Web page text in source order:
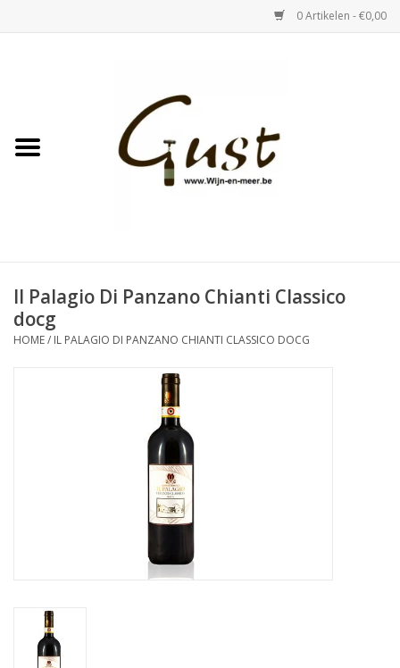
0 Artikelen - €0,00
Witte wijn
Bubbels & Vermout
Sterke Dranken
Il Palagio Di Panzano Chianti Classico
docg
HOME/ IL PALAGIO DI PANZANO CHIANTI CLASSICO DOCG